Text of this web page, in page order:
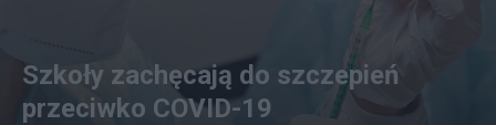
Szkoły zachęcają do szczepień
przeciwko COVID-19